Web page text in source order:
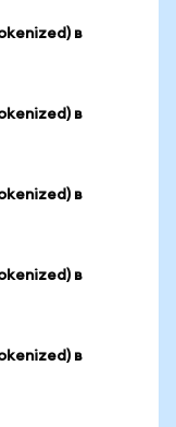
в
в
в
в
в